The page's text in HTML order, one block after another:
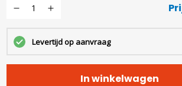
Levertijd op aanvraag
In winkelwagen